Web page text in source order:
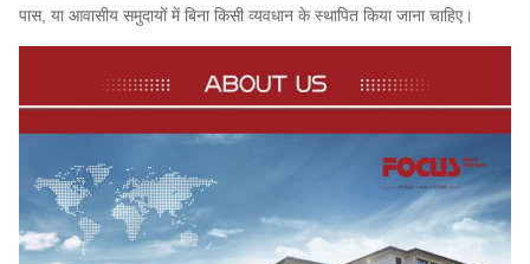
पास, या आवासीय समुदायों में बिना किसी व्यवधान के स्थापित किया जाना चाहिए।